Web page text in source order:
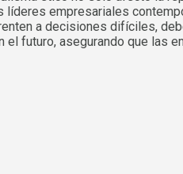
líderes empresariales
a decisiones difíciles,
futuro, asegurando que las